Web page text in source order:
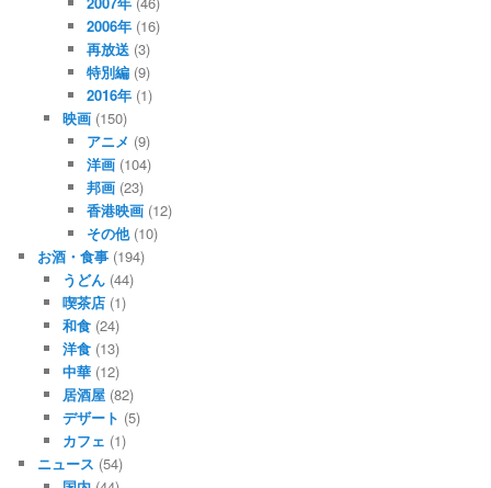
2006年 (16)
再放送 (3)
特別編 (9)
2016年 (1)
映画(150)
アニメ (9)
洋画 (104)
邦画 (23)
香港映画 (12)
その他(10)
お酒・食事 (194)
うどん(44)
喫茶店(1)
和食(24)
洋食(13)
中華(12)
居酒屋(82)
デザート (5)
カフェ (1)
ニュース (54)